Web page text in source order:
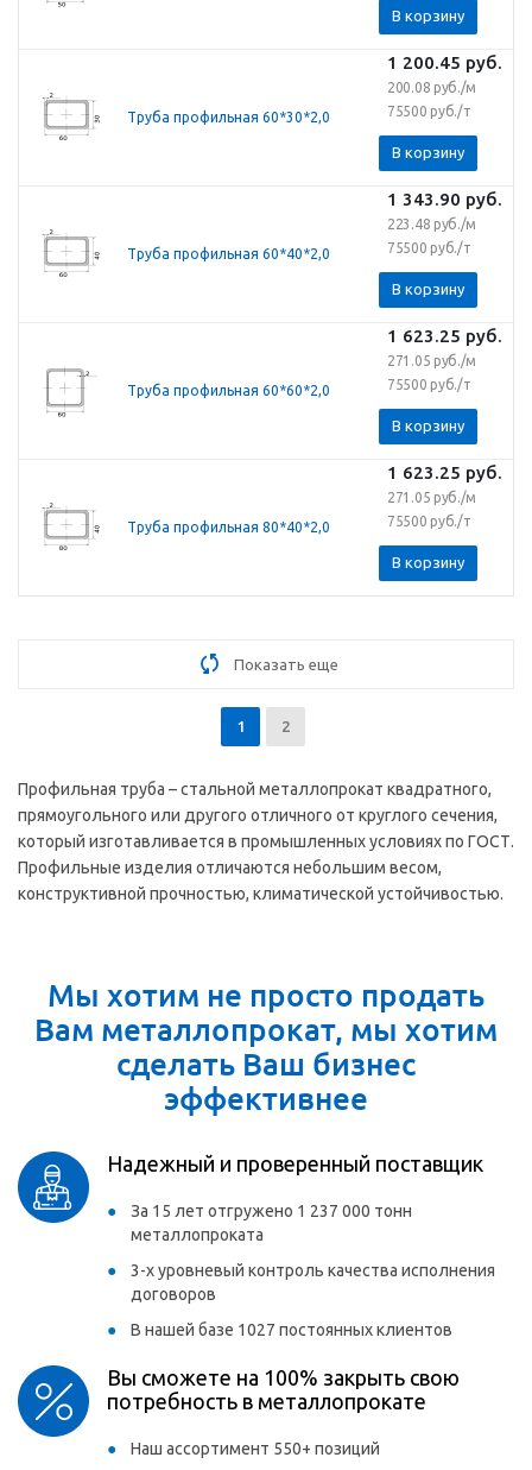
В корзину
Труба профильная 60*30*2,0
1 200.45 руб.
200.08 руб./м
75500 руб./т
В корзину
Труба профильная 60*40*2,0
1 343.90 руб.
223.48 руб./м
75500 руб./т
В корзину
Труба профильная 60*60*2,0
1 623.25 руб.
271.05 руб./м
75500 руб./т
В корзину
Труба профильная 80*40*2,0
1 623.25 руб.
271.05 руб./м
75500 руб./т
В корзину
Показать еще
1 2
Профильная труба – стальной металлопрокат квадратного,
прямоугольного или другого отличного от круглого сечения,
который изготавливается в промышленных условиях по ГОСТ.
Профильные изделия отличаются небольшим весом,
конструктивной прочностью, климатической устойчивостью.
Мы хотим не просто продать
Вам металлопрокат, мы хотим
сделать Ваш бизнес
эффективнее
Надежный и проверенный поставщик
За 15 лет отгружено 1 237 000 тонн
металлопроката
3-х уровневый контроль качества исполнения
договоров
В нашей базе 1027 постоянных клиентов
Вы сможете на 100% закрыть свою
потребность в металлопрокате
Наш ассортимент 550+ позиций